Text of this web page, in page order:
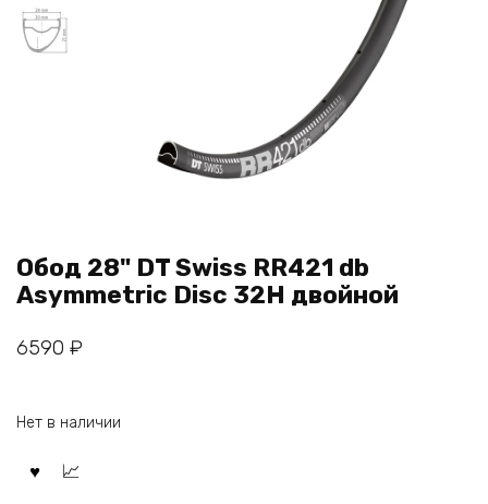
Обод 28" DT Swiss RR421 db
Asymmetric Disc 32Н двойной
6590 ₽
Нет в наличии